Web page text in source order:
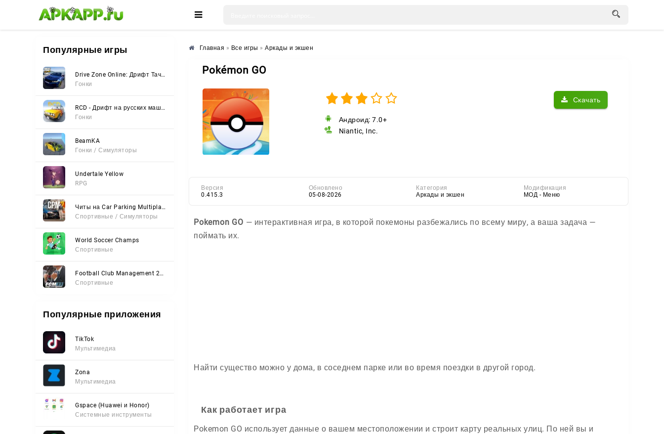
🌸 🌼 🌺
Популярные игры
Drive Zone Online: Дрифт Тачки
Гонки
RCD - Дрифт на русских машинах
Гонки
BeamKA
Гонки / Симуляторы
Undertale Yellow
RPG
Читы на Car Parking Multiplayer 2 (Все открыто, Мод-Меню)
Спортивные / Симуляторы
World Soccer Champs
Спортивные
Football Club Management 2023
Спортивные
Популярные приложения
TikTok
Мультимедиа
Zona
Мультимедиа
Gspace (Huawei и Honor)
Системные инструменты
Главная » Все игры » Аркады и экшен
Pokémon GO
Скачать
Андроид: 7.0+
Niantic, Inc.
Версия
0.415.3
Обновлено
05-08-2026
Категория
Аркады и экшен
Модификация
МОД - Меню
Pokemon GO — интерактивная игра, в которой покемоны разбежались по всему миру, а ваша задача —
поймать их.
Найти существо можно у дома, в соседнем парке или во время поездки в другой город.
Как работает игра
Pokemon GO использует данные о вашем местоположении и строит карту реальных улиц. По ней вы и